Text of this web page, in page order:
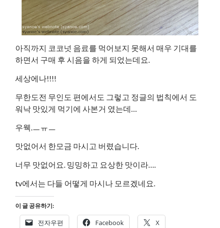
아직까지 코코넛 음료를 먹어보지 못해서 매우 기대를
하면서 구매 후 시음을 하게 되었는데요.
세상에나!!!!
무한도전 무인도 편에서도 그렇고 정글의 법칙에서 도
워낙 맛있게 먹기에 사본거 였는데…
우웩.ㅡㅠㅡ
맛없어서 한모금 마시고 버렸습니다.
너무 맛없어요. 밍밍하고 요상한 맛이라….
tv에서는 다들 어떻게 마시나 모르겠네요.
이 글 공유하기:
전자우편 Facebook X